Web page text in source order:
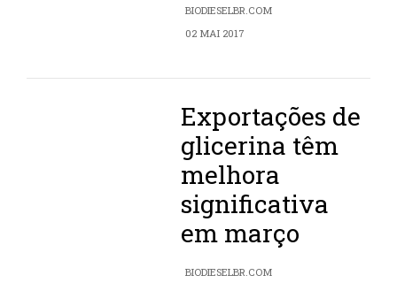
BIODIESELBR.COM
02 MAI 2017
Exportações de
glicerina têm
melhora
significativa
em março
BIODIESELBR.COM